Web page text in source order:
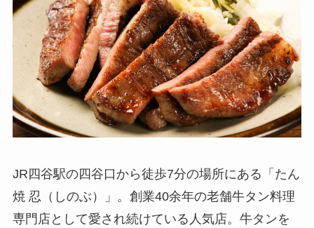
JR四谷駅の四谷口から徒歩7分の場所にある「たん
焼 忍（しのぶ）」。創業40余年の老舗牛タン料理
専門店として愛され続けている人気店。牛タンを